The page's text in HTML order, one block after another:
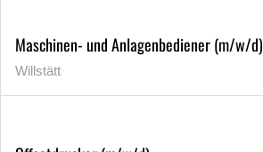
Maschinen- und Anlagenbediener (m/w/d)
Willstätt